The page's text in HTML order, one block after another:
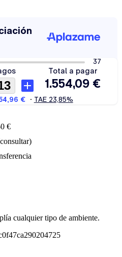
€
cualquier tipo de ambiente.